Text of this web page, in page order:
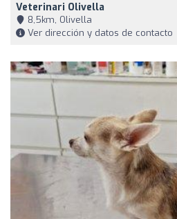
Veterinari Olivella
8,5km, Olivella
Ver dirección y datos de contacto